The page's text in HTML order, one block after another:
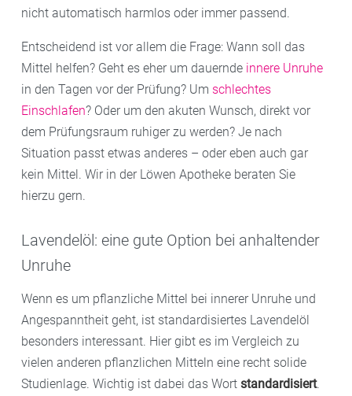
nicht automatisch harmlos oder immer passend.
Entscheidend ist vor allem die Frage: Wann soll das
Mittel helfen? Geht es eher um dauernde innere Unruhe
in den Tagen vor der Prüfung? Um schlechtes
Einschlafen? Oder um den akuten Wunsch, direkt vor
dem Prüfungsraum ruhiger zu werden? Je nach
Situation passt etwas anderes – oder eben auch gar
kein Mittel. Wir in der Löwen Apotheke beraten Sie
hierzu gern.
Lavendelöl: eine gute Option bei anhaltender
Unruhe
Wenn es um pflanzliche Mittel bei innerer Unruhe und
Angespanntheit geht, ist standardisiertes Lavendelöl
besonders interessant. Hier gibt es im Vergleich zu
vielen anderen pflanzlichen Mitteln eine recht solide
Studienlage. Wichtig ist dabei das Wort standardisiert.